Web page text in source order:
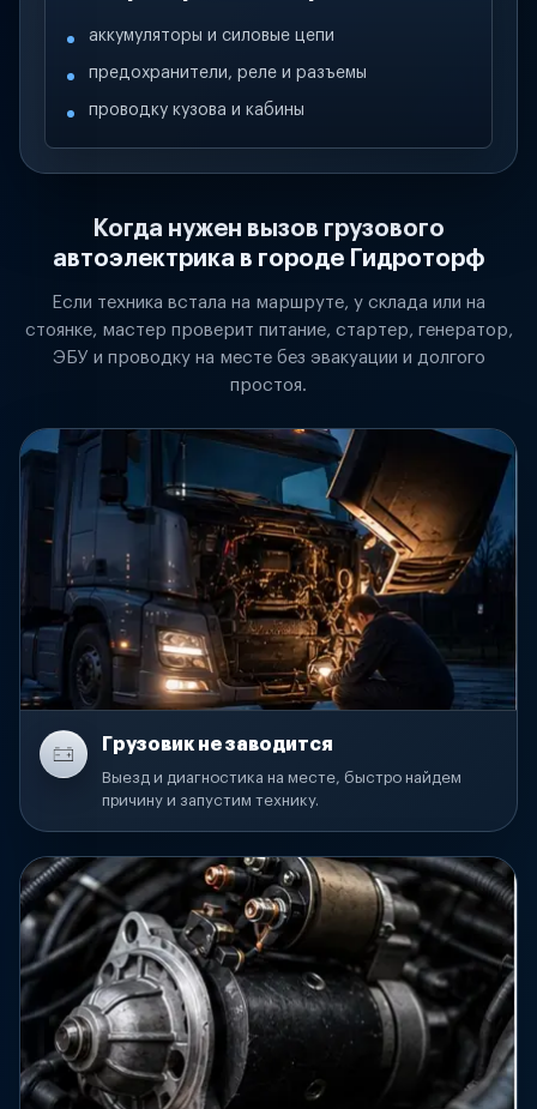
аккумуляторы и силовые цепи
предохранители, реле и разъемы
проводку кузова и кабины
Когда нужен вызов грузового
автоэлектрика в городе Гидроторф
Если техника встала на маршруте, у склада или на
стоянке, мастер проверит питание, стартер, генератор,
ЭБУ и проводку на месте без эвакуации и долгого
простоя.
Грузовик не заводится
Выезд и диагностика на месте, быстро найдем
причину и запустим технику.